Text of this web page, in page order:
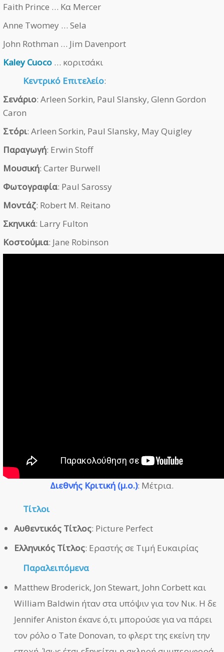
Faith Prince … Κα Mercer
Anne Twomey … Sela
John Rothman … Jim Davenport
Kaley Cuoco … κοριτσάκι
Κεντρικό Επιτελείο:
Σενάριο: Arleen Sorkin, Paul Slansky, Glenn Gordon
Caron
Στόρι: Arleen Sorkin, Paul Slansky, May Quigley
Παραγωγή: Erwin Stoff
Μουσική: Carter Burwell
Φωτογραφία: Paul Sarossy
Μοντάζ: Robert M. Reitano
Σκηνικά: Larry Fulton
Κοστούμια: Jane Robinson
Διεθνής Κριτική (μ.ο.): Μέτρια.
Τίτλοι
Αυθεντικός Τίτλος: Picture Perfect
Ελληνικός Τίτλος: Εραστής σε Τιμή Ευκαιρίας
Παραλειπόμενα
Matthew Broderick, Jon Stewart, John Corbett και
William Baldwin ήταν στα υπόψιν για τον Νικ. Η δε
Jennifer Aniston έκανε ό,τι μπορούσε για να πάρει
τον ρόλο ο Tate Donovan, το φλερτ της εκείνη την